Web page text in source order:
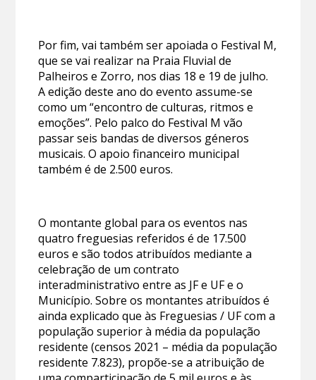
Por fim, vai também ser apoiada o Festival M,
que se vai realizar na Praia Fluvial de
Palheiros e Zorro, nos dias 18 e 19 de julho.
A edição deste ano do evento assume-se
como um “encontro de culturas, ritmos e
emoções”. Pelo palco do Festival M vão
passar seis bandas de diversos géneros
musicais. O apoio financeiro municipal
também é de 2.500 euros.
O montante global para os eventos nas
quatro freguesias referidos é de 17.500
euros e são todos atribuídos mediante a
celebração de um contrato
interadministrativo entre as JF e UF e o
Município. Sobre os montantes atribuídos é
ainda explicado que às Freguesias / UF com a
população superior à média da população
residente (censos 2021 – média da população
residente 7.823), propõe-se a atribuição de